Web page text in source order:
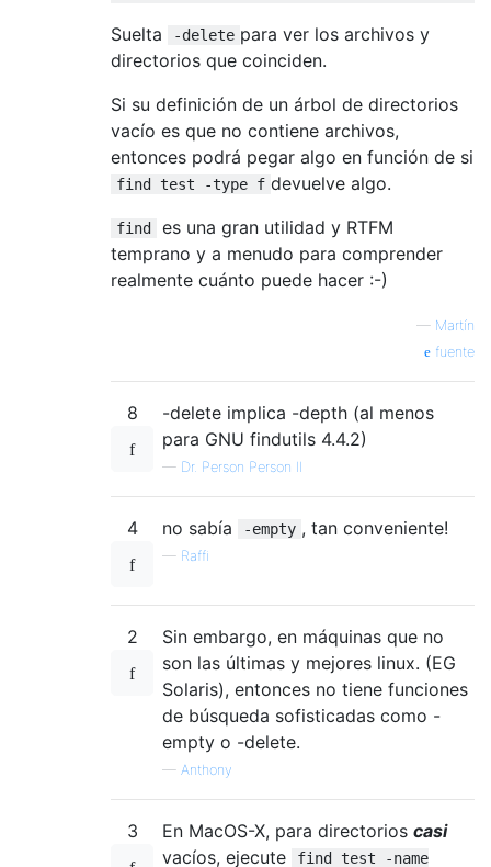
Suelta -delete para ver los archivos y
directorios que coinciden.
Si su definición de un árbol de directorios
vacío es que no contiene archivos,
entonces podrá pegar algo en función de si
find test -type f devuelve algo.
find
es una gran utilidad y RTFM
temprano y a menudo para comprender
realmente cuánto puede hacer :-)
— Martín
fuente
8
-delete implica -depth (al menos
para GNU findutils 4.4.2)
— Dr. Person Person II
4 no sabía -empty , tan conveniente!
— Raffi
2
Sin embargo, en máquinas que no
son las últimas y mejores linux. (EG
Solaris), entonces no tiene funciones
de búsqueda sofisticadas como -
empty o -delete.
— Anthony
3 En MacOS-X, para directorios casi
vacíos, ejecute
find test -name